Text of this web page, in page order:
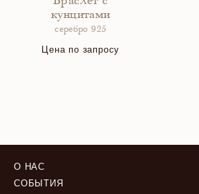
кунцитами
серебро 925
Цена по запросу
О НАС
СОБЫТИЯ